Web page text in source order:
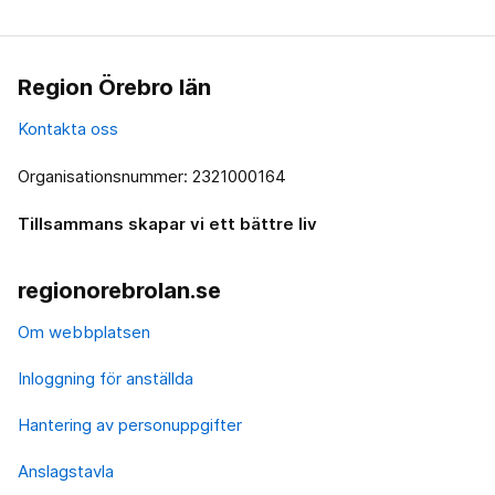
Region Örebro län
Kontakta oss
Organisationsnummer: 2321000164
Tillsammans skapar vi ett bättre liv
regionorebrolan.se
Om webbplatsen
Inloggning för anställda
Hantering av personuppgifter
Anslagstavla